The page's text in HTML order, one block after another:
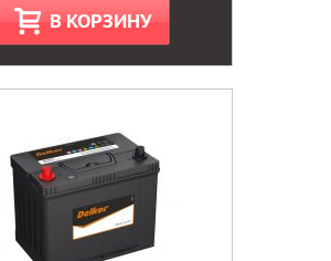
В КОРЗИНУ